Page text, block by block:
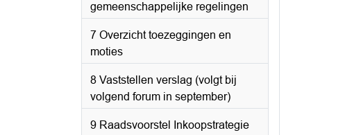
gemeenschappelijke regelingen
7 Overzicht toezeggingen en
moties
8 Vaststellen verslag (volgt bij
volgend forum in september)
9 Raadsvoorstel Inkoopstrategie